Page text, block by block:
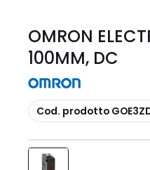
OMRON
100MM, DC
copia
Cod. prodotto